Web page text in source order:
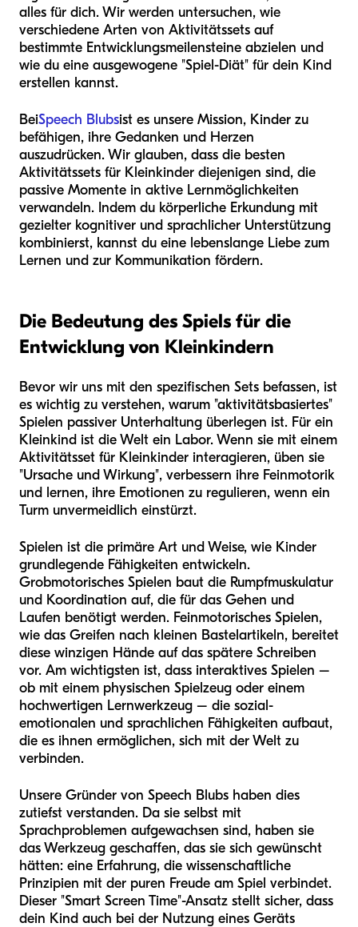
alles für dich. Wir werden untersuchen, wie
verschiedene Arten von Aktivitätssets auf
bestimmte Entwicklungsmeilensteine abzielen und
wie du eine ausgewogene "Spiel-Diät" für dein Kind
erstellen kannst.
BeiSpeech Blubsist es unsere Mission, Kinder zu
befähigen, ihre Gedanken und Herzen
auszudrücken. Wir glauben, dass die besten
Aktivitätssets für Kleinkinder diejenigen sind, die
passive Momente in aktive Lernmöglichkeiten
verwandeln. Indem du körperliche Erkundung mit
gezielter kognitiver und sprachlicher Unterstützung
kombinierst, kannst du eine lebenslange Liebe zum
Lernen und zur Kommunikation fördern.
Die Bedeutung des Spiels für die
Entwicklung von Kleinkindern
Bevor wir uns mit den spezifischen Sets befassen, ist
es wichtig zu verstehen, warum "aktivitätsbasiertes"
Spielen passiver Unterhaltung überlegen ist. Für ein
Kleinkind ist die Welt ein Labor. Wenn sie mit einem
Aktivitätsset für Kleinkinder interagieren, üben sie
"Ursache und Wirkung", verbessern ihre Feinmotorik
und lernen, ihre Emotionen zu regulieren, wenn ein
Turm unvermeidlich einstürzt.
Spielen ist die primäre Art und Weise, wie Kinder
grundlegende Fähigkeiten entwickeln.
Grobmotorisches Spielen baut die Rumpfmuskulatur
und Koordination auf, die für das Gehen und
Laufen benötigt werden. Feinmotorisches Spielen,
wie das Greifen nach kleinen Bastelartikeln, bereitet
diese winzigen Hände auf das spätere Schreiben
vor. Am wichtigsten ist, dass interaktives Spielen –
ob mit einem physischen Spielzeug oder einem
hochwertigen Lernwerkzeug – die sozial-
emotionalen und sprachlichen Fähigkeiten aufbaut,
die es ihnen ermöglichen, sich mit der Welt zu
verbinden.
Unsere Gründer von Speech Blubs haben dies
zutiefst verstanden. Da sie selbst mit
Sprachproblemen aufgewachsen sind, haben sie
das Werkzeug geschaffen, das sie sich gewünscht
hätten: eine Erfahrung, die wissenschaftliche
Prinzipien mit der puren Freude am Spiel verbindet.
Dieser "Smart Screen Time"-Ansatz stellt sicher, dass
dein Kind auch bei der Nutzung eines Geräts